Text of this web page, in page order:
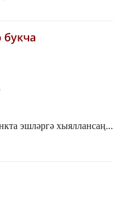
эшләргә хыяллансаң...